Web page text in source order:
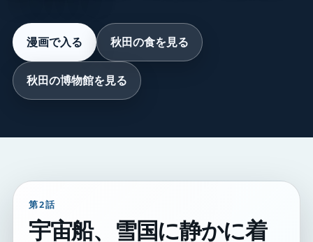
漫画で入る 秋田の食を見る
秋田の博物館を見る
第2話
宇宙船、雪国に静かに着